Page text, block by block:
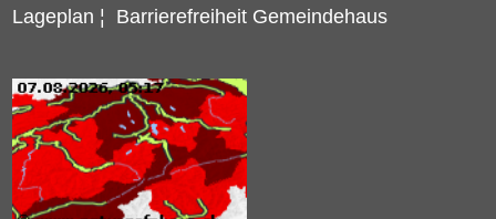
Lageplan ¦ Barrierefreiheit Gemeindehaus